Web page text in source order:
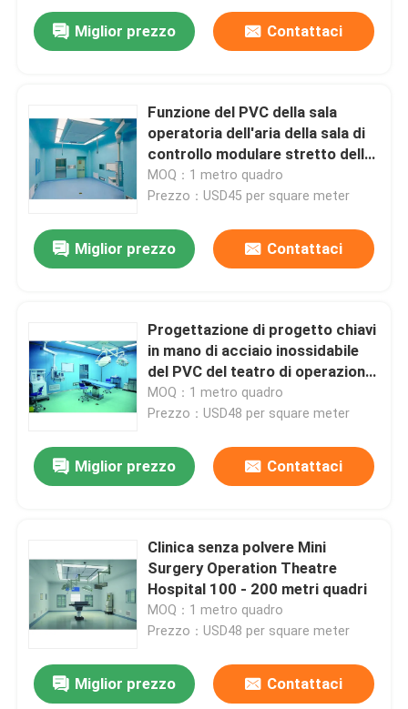
Miglior prezzo Contattaci
Funzione del PVC della sala
operatoria dell'aria della sala di
controllo modulare stretto dello
SpA multi
MOQ：1 metro quadro
Prezzo：USD45 per square meter
Miglior prezzo Contattaci
Progettazione di progetto chiavi
in mano di acciaio inossidabile
del PVC del teatro di operazione
della chirurgia dell'ospedale di
ICU
MOQ：1 metro quadro
Prezzo：USD48 per square meter
Miglior prezzo Contattaci
Clinica senza polvere Mini
Surgery Operation Theatre
Hospital 100 - 200 metri quadri
MOQ：1 metro quadro
Prezzo：USD48 per square meter
Miglior prezzo Contattaci